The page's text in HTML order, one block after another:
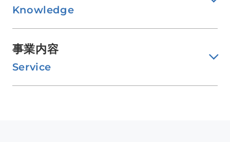
Knowledge
事業内容
Service